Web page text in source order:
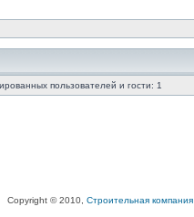
пользователей и гости: 1
Copyright © 2010, Строительная компания